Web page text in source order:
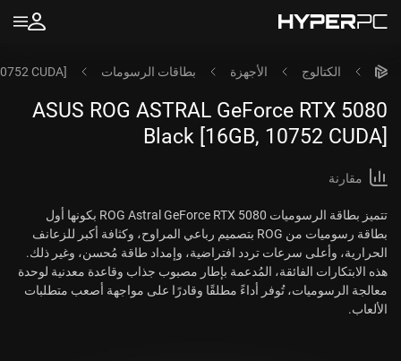
الكتالوج الأجهزة بطاقات الرسومات CUDA]
ASUS ROG ASTRAL GeForce RTX 5080
Black [16GB, 10752 CUDA]
مقارنة
تتميز بطاقة الرسوميات ROG Astral GeForce RTX 5080 بكونها أول
بطاقة رسوميات من ROG بتصميم رباعي المراوح، وكثافة أكبر للزعانف
الحرارية، وأعلى سرعات تردد افتراضية، وإمداد طاقة مُحسن، وغير ذلك.
هذه الابتكارات الفائقة، المُدعمة بإطار مصبوب جذاب وقاعدة معدنية لوحدة
معالجة الرسوميات، تُوفر أداءً مطلقًا وقادرًا على مواجهة أصعب متطلبات
الألعاب.